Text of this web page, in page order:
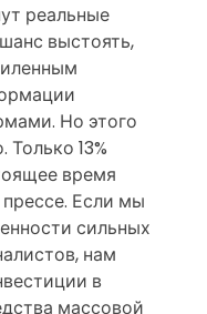
реальные
выстоять,
Но этого
Только 13%
время
Если мы
сильных
нам
в
массовой